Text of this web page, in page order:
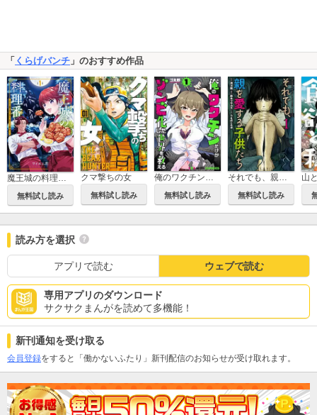
「 くらげバンチ 」のおすすめ作品
無料試し読み
クマ撃ちの女
無料試し読み
俺のワクチンだけがゾンビ化した世界を救える
無料試し読み
それでも、親を愛する子供たち
無料試し読み
山
読み方を選択
アプリで読む ウェブで読む
専用アプリのダウンロード
サクサクまんがを読めて多機能！
新刊通知を受け取る
会員登録をすると「働かないふたり」新刊配信のお知らせが受け取れます。